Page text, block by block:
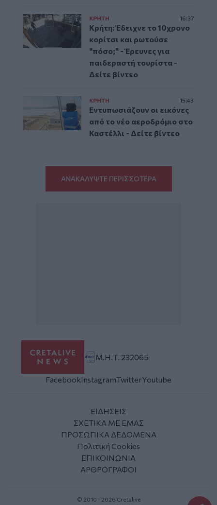
ΚΡΗΤΗ 16:37
Κρήτη: Έδειχνε το 10χρονο
κορίτσι και ρωτούσε
"πόσο;" - Έρευνες για
παιδεραστή τουρίστα -
Δείτε βίντεο
ΚΡΗΤΗ 15:43
Εντυπωσιάζουν οι εικόνες
από το νέο αεροδρόμιο στο
Καστέλλι - Δείτε βίντεο
ΑΝΑΚΑΛΥΨΤΕ ΠΕΡΙΣΣΟΤΕΡΑ
Μ.Η.Τ. 232065
FacebookInstagramTwitterYoutube
ΕΙΔΗΣΕΙΣ
ΣΧΕΤΙΚΑ ΜΕ ΕΜΑΣ
ΠΡΟΣΩΠΙΚΑ ΔΕΔΟΜΕΝΑ
Πολιτική Cookies
ΕΠΙΚΟΙΝΩΝΙΑ
ΑΡΘΡΟΓΡΑΦΟΙ
© 2010 - 2026 Cretalive